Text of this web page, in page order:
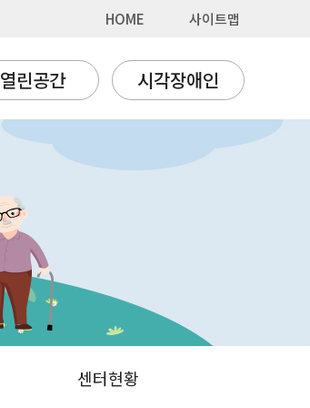
HOME 사이트맵
열린공간 시각장애인
센터현황